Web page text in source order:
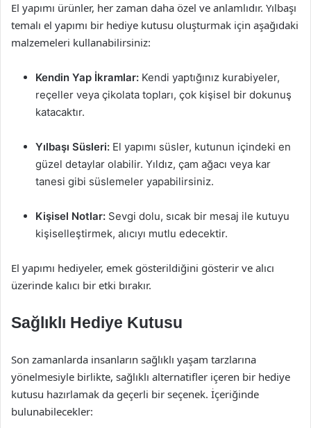
El yapımı ürünler, her zaman daha özel ve anlamlıdır. Yılbaşı
temalı el yapımı bir hediye kutusu oluşturmak için aşağıdaki
malzemeleri kullanabilirsiniz:
Kendin Yap İkramlar: Kendi yaptığınız kurabiyeler,
reçeller veya çikolata topları, çok kişisel bir dokunuş
katacaktır.
Yılbaşı Süsleri: El yapımı süsler, kutunun içindeki en
güzel detaylar olabilir. Yıldız, çam ağacı veya kar
tanesi gibi süslemeler yapabilirsiniz.
Kişisel Notlar: Sevgi dolu, sıcak bir mesaj ile kutuyu
kişiselleştirmek, alıcıyı mutlu edecektir.
El yapımı hediyeler, emek gösterildiğini gösterir ve alıcı
üzerinde kalıcı bir etki bırakır.
Sağlıklı Hediye Kutusu
Son zamanlarda insanların sağlıklı yaşam tarzlarına
yönelmesiyle birlikte, sağlıklı alternatifler içeren bir hediye
kutusu hazırlamak da geçerli bir seçenek. İçeriğinde
bulunabilecekler: